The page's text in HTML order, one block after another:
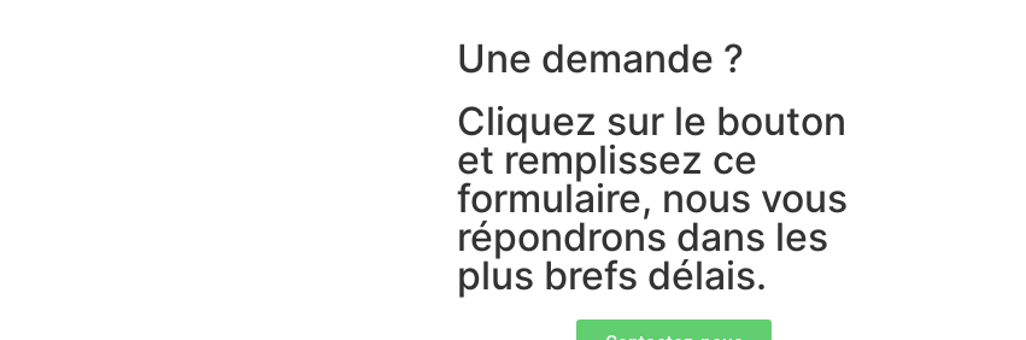
Une demande ?
Cliquez sur le bouton
et remplissez ce
formulaire, nous vous
répondrons dans les
plus brefs délais.